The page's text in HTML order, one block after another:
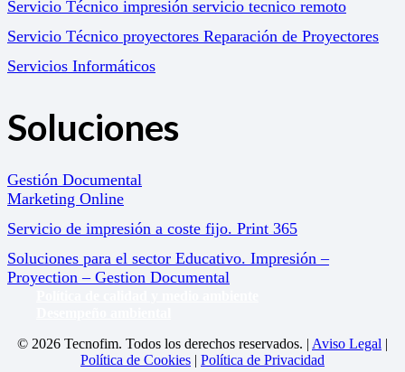
Servicio Técnico impresión servicio tecnico remoto
Servicio Técnico proyectores Reparación de Proyectores
Servicios Informáticos
Soluciones
Gestión Documental
Marketing Online
Servicio de impresión a coste fijo. Print 365
Soluciones para el sector Educativo. Impresión –
Proyection – Gestion Documental
© 2026 Tecnofim. Todos los derechos reservados. | Aviso Legal |
Política de Cookies | Política de Privacidad